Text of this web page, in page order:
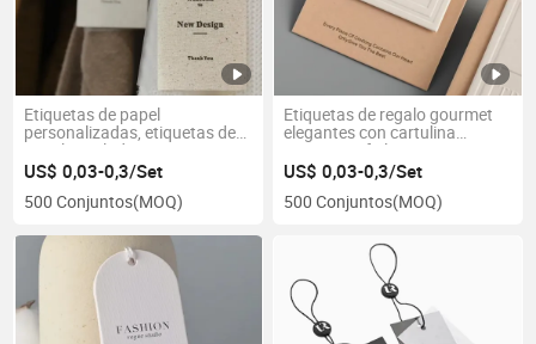
Etiquetas de papel
personalizadas, etiquetas de
papel reciclado con
pegamento a base de plantas
US$ 0,03-0,3/Set
500 Conjuntos(MOQ)
Etiquetas de regalo gourmet
elegantes con cartulina
premium y foil
US$ 0,03-0,3/Set
500 Conjuntos(MOQ)